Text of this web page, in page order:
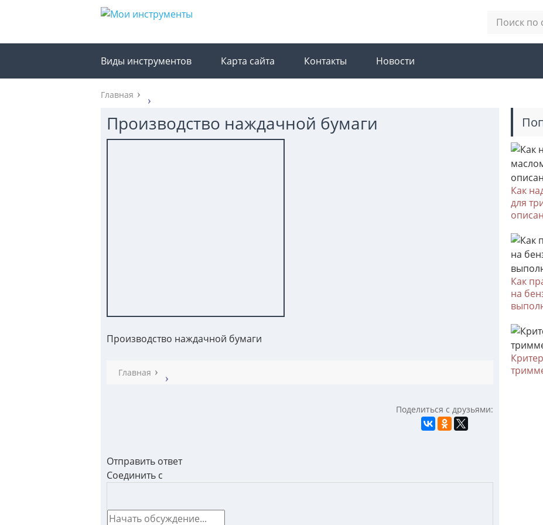
Виды инструментов Карта сайта Контакты Новости
Главная
Производство наждачной бумаги
Производство наждачной бумаги
Главная
Поделиться с друзьями:
Отправить ответ
Соединить с
Как
для
Как
на